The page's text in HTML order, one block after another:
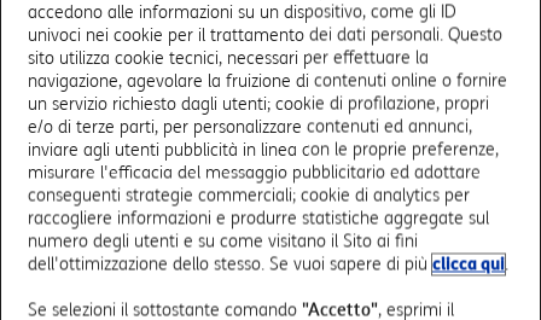
imprese del mondo della moda. Un progetto che
permetterà loro di affrontare le sfide del presente, di
rimanere competitive nell’evoluzione digitale e di
posizionarsi in modo strategico nel panorama globale.
La tecnologia di TIM Enterprise a
supporto di Fashion AI
accedono alle informazioni su un dispositivo, come gli ID
univoci nei cookie per il trattamento dei dati personali. Questo
sito utilizza cookie tecnici, necessari per effettuare la
navigazione, agevolare la fruizione di contenuti online o fornire
un servizio richiesto dagli utenti; cookie di profilazione, propri
e/o di terze parti, per personalizzare contenuti ed annunci,
inviare agli utenti pubblicità in linea con le proprie preferenze,
misurare l'efficacia del messaggio pubblicitario ed adottare
conseguenti strategie commerciali; cookie di analytics per
raccogliere informazioni e produrre statistiche aggregate sul
numero degli utenti e su come visitano il Sito ai fini
dell'ottimizzazione dello stesso. Se vuoi sapere di più clicca qui.
Se selezioni il sottostante comando "Accetto", esprimi il